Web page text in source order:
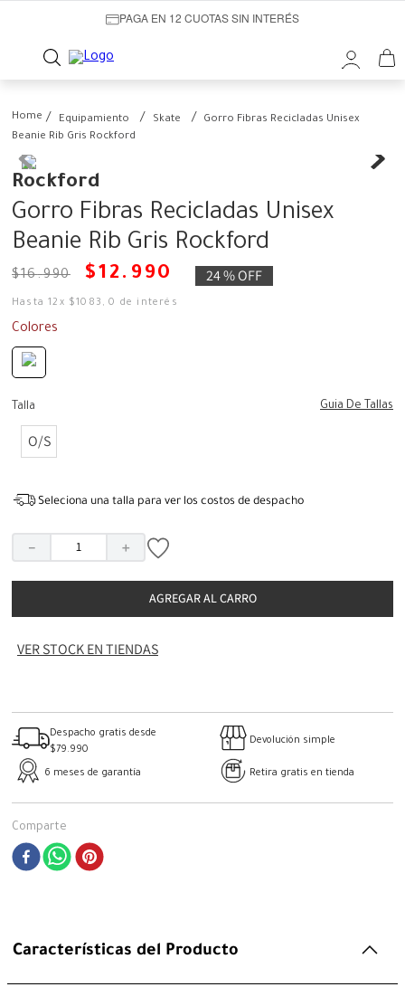
PAGA EN 12 CUOTAS SIN INTERÉS
Equipamiento Skate
Gorro Fibras Recicladas Unisex
Beanie Rib Gris Rockford
Rockford
Gorro Fibras Recicladas Unisex
Beanie Rib Gris Rockford
$16.990 $12. 990 24 %OFF
Hasta12 x $1083 ,0 de interés
Colores
Talla Guia De Tallas
O/S
Seleciona una talla para ver los costos de despacho
＋
－
AGREGAR AL CARRO
VER STOCK EN TIENDAS
Despacho gratis desde
$79.990
Devolución simple
6 meses de garantía Retira gratis en tienda
Comparte
Características del Producto